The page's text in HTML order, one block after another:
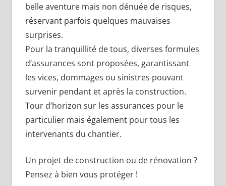
belle aventure mais non dénuée de risques,
réservant parfois quelques mauvaises
surprises.
Pour la tranquillité de tous, diverses formules
d’assurances sont proposées, garantissant
les vices, dommages ou sinistres pouvant
survenir pendant et après la construction.
Tour d’horizon sur les assurances pour le
particulier mais également pour tous les
intervenants du chantier.
Un projet de construction ou de rénovation ?
Pensez à bien vous protéger !